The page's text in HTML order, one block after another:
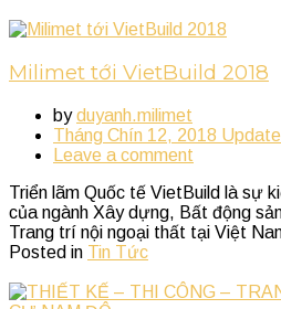
Milimet tới VietBuild 2018
byduyanh.milimet
Tháng Chín 12, 2018 Update
Leave a comment
Triển lãm Quốc tế VietBuild là sự
của ngành Xây dựng, Bất động
Trang trí nội ngoại thất tại Việt
Posted in Tin Tức